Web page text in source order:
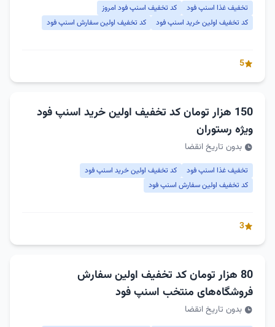
تخفیف غذا اسنپ فود
کد تخفیف اسنپ فود امروز
کد تخفیف اولین خرید اسنپ فود
کد تخفیف اولین سفارش اسنپ فود
5
150 هزار تومان کد تخفیف اولین خرید اسنپ فود
ویژه رستوران
بدون تاریخ انقضا
تخفیف غذا اسنپ فود
کد تخفیف اولین خرید اسنپ فود
کد تخفیف اولین سفارش اسنپ فود
3
80 هزار تومان کد تخفیف اولین سفارش
فروشگاه‌های منتخب اسنپ فود
بدون تاریخ انقضا